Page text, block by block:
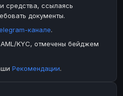
Ripple
Paxum
Payoneer
средства, ссылаясь
документы.
канале.
KYC, отмечены бейджем
Рекомендации.